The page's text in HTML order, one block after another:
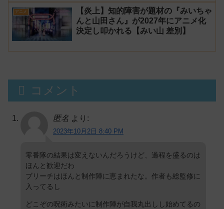
アニメ
【炎上】知的障害が題材の『みいちゃ
んと山田さん』が2027年にアニメ化
決定し叩かれる【みい山 差別】
コメント
匿名 より:
2023年10月2日 8:40 PM
零番隊の結果は変えないんだろうけど、過程を盛るのは
ほんと歓迎だわ
ブリーチはほんと制作陣に恵まれたな。作者も総監修に
入ってるし
どこぞの呪術みたいに制作陣が自我丸出しし始めてるの